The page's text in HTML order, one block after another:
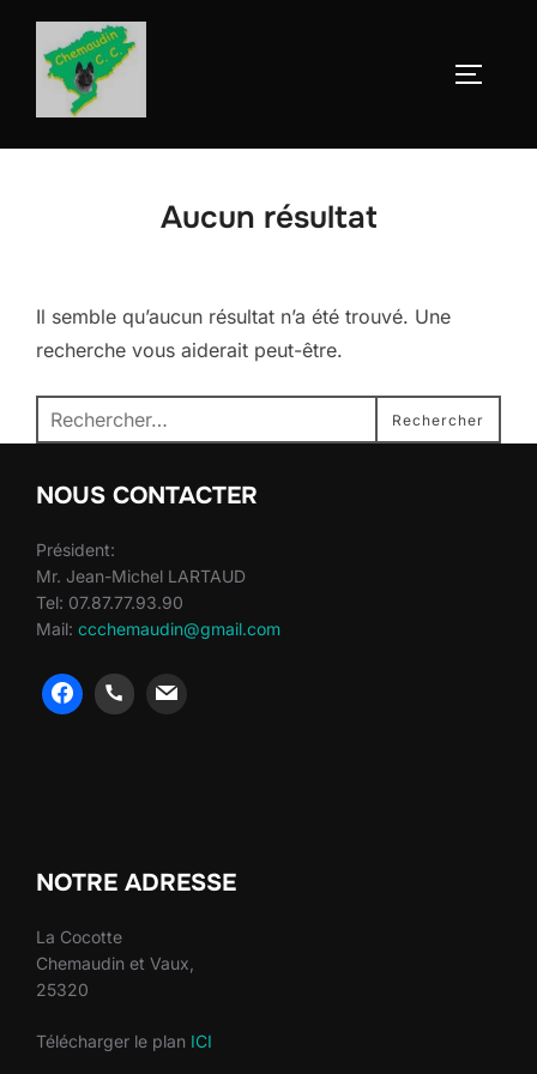
Aller
contenu
Aucun résultat
Il semble qu’aucun résultat n’a été trouvé. Une
recherche vous aiderait peut-être.
Recherche
pour :
Rechercher
NOUS CONTACTER
Président:
Mr. Jean-Michel LARTAUD
Tel: 07.87.77.93.90
Mail: ccchemaudin@gmail.com
NOTRE ADRESSE
La Cocotte
Chemaudin et Vaux,
25320
Télécharger le plan ICI